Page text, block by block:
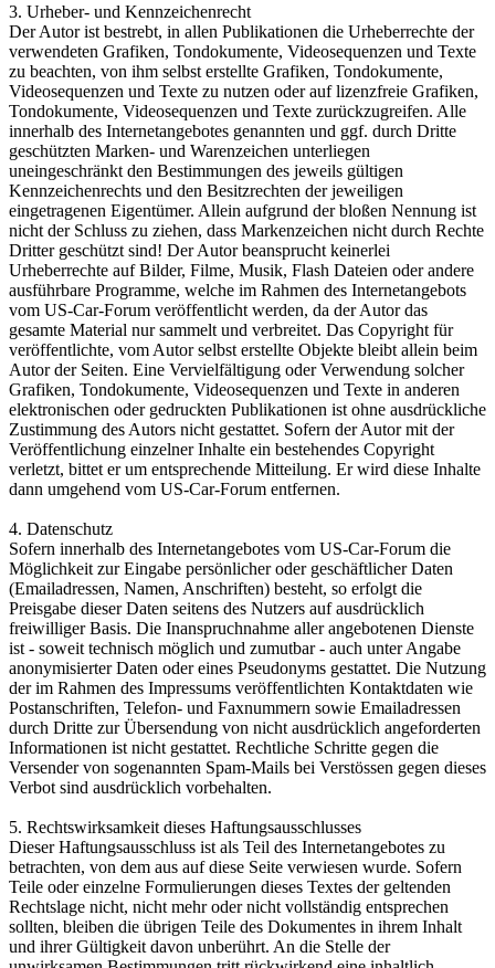
3. Urheber- und Kennzeichenrecht
Der Autor ist bestrebt, in allen Publikationen die Urheberrechte der
verwendeten Grafiken, Tondokumente, Videosequenzen und Texte
zu beachten, von ihm selbst erstellte Grafiken, Tondokumente,
Videosequenzen und Texte zu nutzen oder auf lizenzfreie Grafiken,
Tondokumente, Videosequenzen und Texte zurückzugreifen. Alle
innerhalb des Internetangebotes genannten und ggf. durch Dritte
geschützten Marken- und Warenzeichen unterliegen
uneingeschränkt den Bestimmungen des jeweils gültigen
Kennzeichenrechts und den Besitzrechten der jeweiligen
eingetragenen Eigentümer. Allein aufgrund der bloßen Nennung ist
nicht der Schluss zu ziehen, dass Markenzeichen nicht durch Rechte
Dritter geschützt sind! Der Autor beansprucht keinerlei
Urheberrechte auf Bilder, Filme, Musik, Flash Dateien oder andere
ausführbare Programme, welche im Rahmen des Internetangebots
vom US-Car-Forum veröffentlicht werden, da der Autor das
gesamte Material nur sammelt und verbreitet. Das Copyright für
veröffentlichte, vom Autor selbst erstellte Objekte bleibt allein beim
Autor der Seiten. Eine Vervielfältigung oder Verwendung solcher
Grafiken, Tondokumente, Videosequenzen und Texte in anderen
elektronischen oder gedruckten Publikationen ist ohne ausdrückliche
Zustimmung des Autors nicht gestattet. Sofern der Autor mit der
Veröffentlichung einzelner Inhalte ein bestehendes Copyright
verletzt, bittet er um entsprechende Mitteilung. Er wird diese Inhalte
dann umgehend vom US-Car-Forum entfernen.
4. Datenschutz
Sofern innerhalb des Internetangebotes vom US-Car-Forum die
Möglichkeit zur Eingabe persönlicher oder geschäftlicher Daten
(Emailadressen, Namen, Anschriften) besteht, so erfolgt die
Preisgabe dieser Daten seitens des Nutzers auf ausdrücklich
freiwilliger Basis. Die Inanspruchnahme aller angebotenen Dienste
ist - soweit technisch möglich und zumutbar - auch unter Angabe
anonymisierter Daten oder eines Pseudonyms gestattet. Die Nutzung
der im Rahmen des Impressums veröffentlichten Kontaktdaten wie
Postanschriften, Telefon- und Faxnummern sowie Emailadressen
durch Dritte zur Übersendung von nicht ausdrücklich angeforderten
Informationen ist nicht gestattet. Rechtliche Schritte gegen die
Versender von sogenannten Spam-Mails bei Verstössen gegen dieses
Verbot sind ausdrücklich vorbehalten.
5. Rechtswirksamkeit dieses Haftungsausschlusses
Dieser Haftungsausschluss ist als Teil des Internetangebotes zu
betrachten, von dem aus auf diese Seite verwiesen wurde. Sofern
Teile oder einzelne Formulierungen dieses Textes der geltenden
Rechtslage nicht, nicht mehr oder nicht vollständig entsprechen
sollten, bleiben die übrigen Teile des Dokumentes in ihrem Inhalt
und ihrer Gültigkeit davon unberührt. An die Stelle der